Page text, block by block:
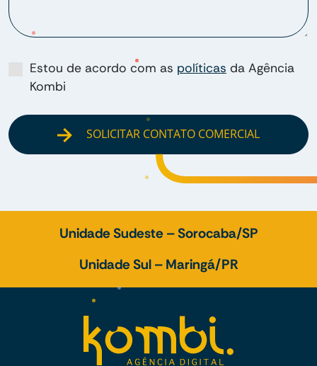
Estou de acordo com as políticas da Agência
Kombi
SOLICITAR CONTATO COMERCIAL
Unidade Sudeste – Sorocaba/SP
Unidade Sul – Maringá/PR